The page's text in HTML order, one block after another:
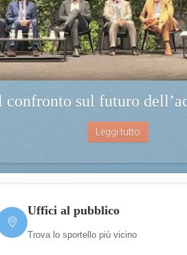
Uffici al pubblico
Trova lo sportello più vicino